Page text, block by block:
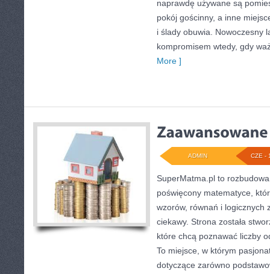
naprawdę używane są
pokój gościnny, a inne
i ślady obuwia. Nowoczesny
kompromisem wtedy, gdy
More ]
CZE -
ADMIN
SuperMatma.pl to
poświęcony matematyce,
wzorów, równań i logicznych
ciekawy. Strona została
które chcą poznawać liczby
To miejsce, w którym
dotyczące zarówno